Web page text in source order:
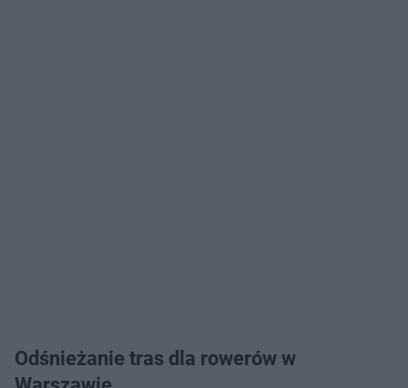
Odśnieżanie tras dla rowerów w